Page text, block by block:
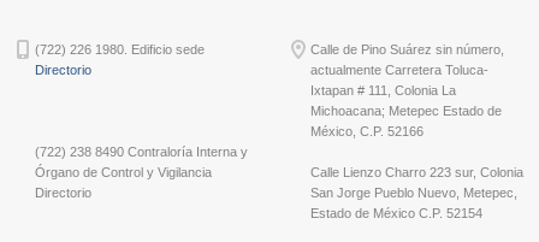
(722) 226 1980. Edificio sede
Directorio
(722) 238 8490 Contraloría Interna y
Órgano de Control y Vigilancia
Directorio
Calle de Pino Suárez sin número,
actualmente Carretera Toluca-
Ixtapan # 111, Colonia La
Michoacana; Metepec Estado de
México, C.P. 52166
Calle Lienzo Charro 223 sur, Colonia
San Jorge Pueblo Nuevo, Metepec,
Estado de México C.P. 52154